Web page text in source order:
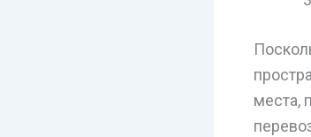
места,